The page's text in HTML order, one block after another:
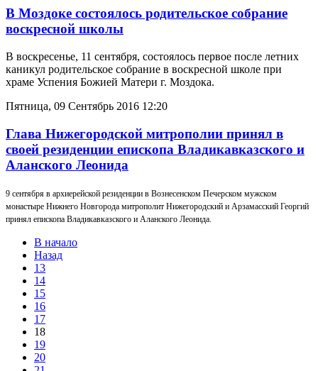
В Моздоке состоялось родительское собрание
воскресной школы
В воскресенье, 11 сентября, состоялось первое после летних
каникул родительское собрание в воскресной школе при
храме Успения Божией Матери г. Моздока.
Пятница, 09 Сентябрь 2016 12:20
Глава Нижегородской митрополии принял в
своей резиденции епископа Владикавказского и
Аланского Леонида
9 сентября в архиерейской резиденции в Вознесенском Печерском мужском
монастыре Нижнего Новгорода митрополит Нижегородский и Арзамасский Георгий
принял епископа Владикавказского и Аланского Леонида.
В начало
Назад
13
14
15
16
17
18
19
20